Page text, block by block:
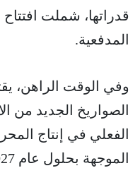
قدراتها، شملت
المدفعية.
وفي الوقت الراهن،
الصواريخ الجديد من
الفعلي في إنتاج